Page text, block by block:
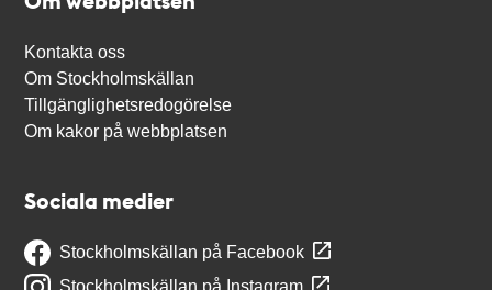
Kontakta oss
Om Stockholmskällan
Tillgänglighetsredogörelse
Om kakor på webbplatsen
Sociala medier
Stockholmskällan på Facebook
Stockholmskällan på Instagram